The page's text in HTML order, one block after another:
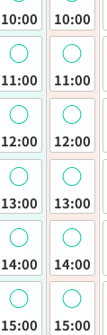
10:00
◯
11:00
◯
12:00
◯
13:00
◯
14:00
◯
15:00
10:00
◯
11:00
◯
12:00
◯
13:00
◯
14:00
◯
15:00